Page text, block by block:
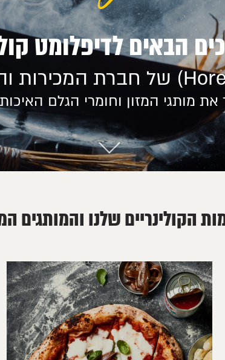
הבאים לדיפלומט
מותגי המזון וחומרי הגלם
הקולינריים שלנו והמותגים